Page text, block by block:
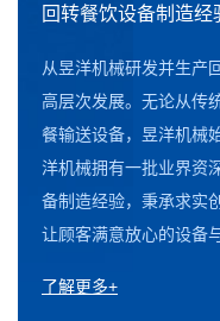
回转餐饮设备制造经
从昱洋机械研发并生产
高层次发展。无论从传
餐输送设备，昱洋机械
洋机械拥有一批业界资
备制造经验，秉承求实
让顾客满意放心的设备
了解更多+